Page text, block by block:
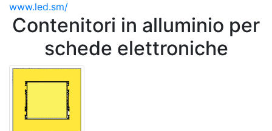
www.led.sm/
Contenitori in alluminio per
schede elettroniche